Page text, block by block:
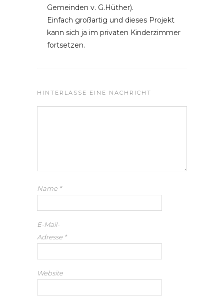
Gemeinden v. G.Hüther).
Einfach großartig und dieses Projekt
kann sich ja im privaten Kinderzimmer
fortsetzen.
HINTERLASSE EINE NACHRICHT
Name *
E-Mail-
Adresse *
Website